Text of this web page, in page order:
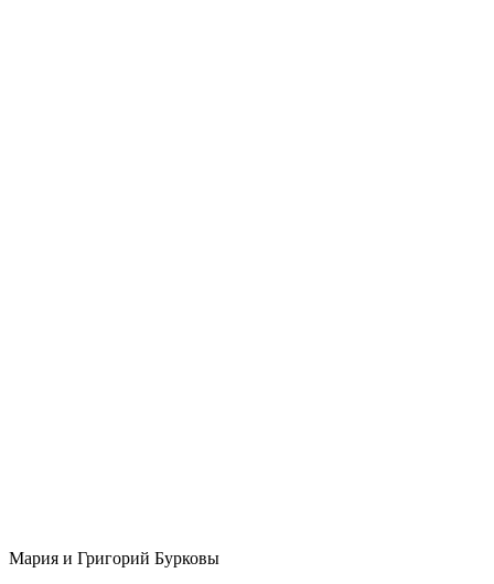
Мария и Григорий Бурковы